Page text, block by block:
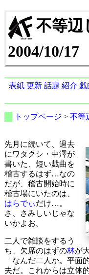
不等辺
2004/10/17
表紙 更新 話題 紹介 戯
トップページ > 不等
先月に続いて、過去
にワタクシ・中澤が
書いた、短い戯曲を
稽古するはず…なの
だが、稽古開始時に
稽古場にいたのは、
はらでぃだけ…。
さ、さみしいじゃな
いかよお。
二人で雑談をするう
ち、欠席のはずの林が
「なんだ二人か。平面
夫だ。これからは立体